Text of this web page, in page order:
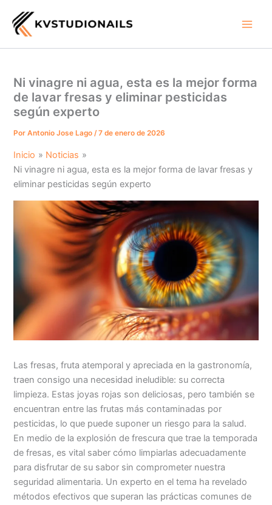
contenido
Ni vinagre ni agua, esta es la mejor forma
de lavar fresas y eliminar pesticidas
según experto
PorAntonio Jose Lago /7 de enero de 2026
Inicio
Noticias
Ni vinagre ni agua, esta es la mejor forma de lavar fresas y
eliminar pesticidas según experto
Las fresas, fruta atemporal y apreciada en la gastronomía,
traen consigo una necesidad ineludible: su correcta
limpieza. Estas joyas rojas son deliciosas, pero también se
encuentran entre las frutas más contaminadas por
pesticidas, lo que puede suponer un riesgo para la salud.
En medio de la explosión de frescura que trae la temporada
de fresas, es vital saber cómo limpiarlas adecuadamente
para disfrutar de su sabor sin comprometer nuestra
seguridad alimentaria. Un experto en el tema ha revelado
métodos efectivos que superan las prácticas comunes de